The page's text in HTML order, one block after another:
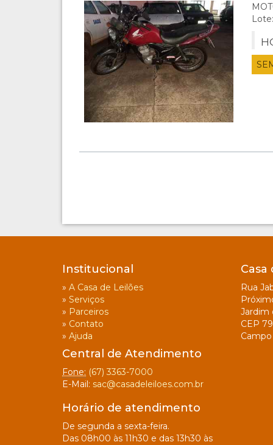
Institucional
» A Casa de Leilões
» Serviços
» Parceiros
» Contato
» Ajuda
Central de Atendimento
Fone: (67) 3363-7000
E-Mail: sac@casadeleiloes.com.br
Horário de atendimento
De segunda a sexta-feira.
Das 08h00 às 11h30 e das 13h30 às
Casa
Rua
Jardim
CEP